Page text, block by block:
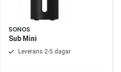
SONOS
Sub Mini
Leverans 2-5 dagar